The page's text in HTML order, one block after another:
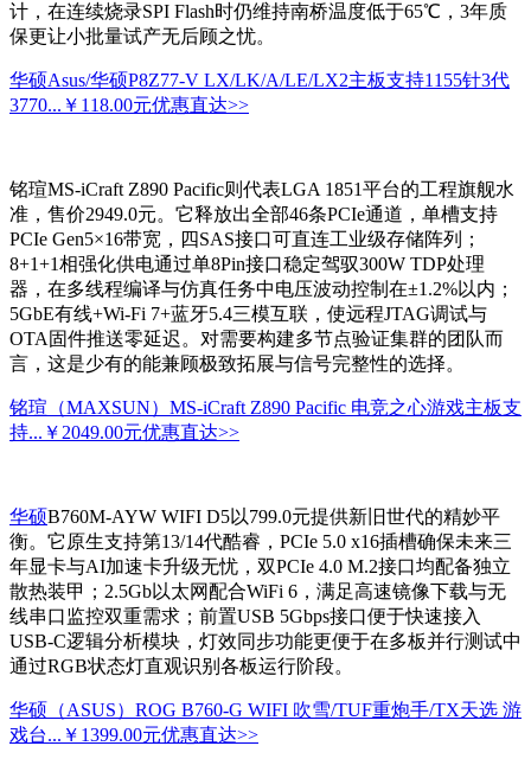
计，在连续烧录SPI Flash时仍维持南桥温度低于65℃，3年质
保更让小批量试产无后顾之忧。
华硕Asus/华硕P8Z77-V LX/LK/A/LE/LX2主板支持1155针3代
3770... ￥118.00元优惠直达>>
铭瑄MS-iCraft Z890 Pacific则代表LGA 1851平台的工程旗舰水
准，售价2949.0元。它释放出全部46条PCIe通道，单槽支持
PCIe Gen5×16带宽，四SAS接口可直连工业级存储阵列；
8+1+1相强化供电通过单8Pin接口稳定驾驭300W TDP处理
器，在多线程编译与仿真任务中电压波动控制在±1.2%以内；
5GbE有线+Wi-Fi 7+蓝牙5.4三模互联，使远程JTAG调试与
OTA固件推送零延迟。对需要构建多节点验证集群的团队而
言，这是少有的能兼顾极致拓展与信号完整性的选择。
铭瑄（MAXSUN）MS-iCraft Z890 Pacific 电竞之心游戏主板支
持... ￥2049.00元优惠直达>>
华硕B760M-AYW WIFI D5以799.0元提供新旧世代的精妙平
衡。它原生支持第13/14代酷睿，PCIe 5.0 x16插槽确保未来三
年显卡与AI加速卡升级无忧，双PCIe 4.0 M.2接口均配备独立
散热装甲；2.5Gb以太网配合WiFi 6，满足高速镜像下载与无
线串口监控双重需求；前置USB 5Gbps接口便于快速接入
USB-C逻辑分析模块，灯效同步功能更便于在多板并行测试中
通过RGB状态灯直观识别各板运行阶段。
华硕（ASUS）ROG B760-G WIFI 吹雪/TUF重炮手/TX天选 游
戏台... ￥1399.00元优惠直达>>